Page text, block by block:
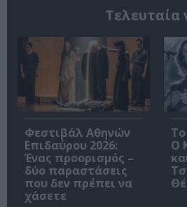
Τελευταία
Φεστιβάλ Αθηνών
Επιδαύρου 2026:
Ένας προορισμός –
δύο παραστάσεις
που δεν πρέπει να
χάσετε
Ο